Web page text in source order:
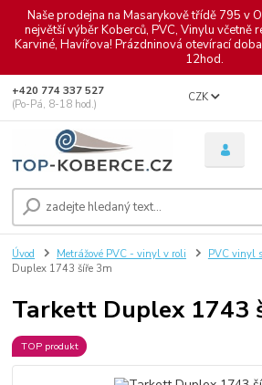
Naše prodejna na Masarykově třídě 795 v
největší výběr Koberců, PVC, Vinylu včetně
Karviné, Havířova! Prázdninová otevírací
12hod.
CZK
+420 774 337 527
(Po-Pá, 8-18 hod.)
Úvod Metrážové PVC - vinyl v roli PVC vinyl
Duplex 1743 šíře 3m
Tarkett Duplex 1743
TOP produkt